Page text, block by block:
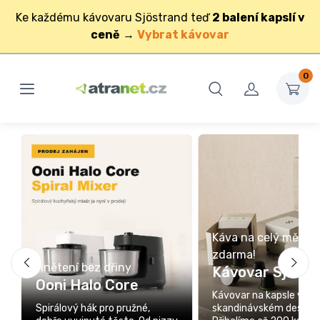
Ke každému kávovaru Sjöstrand teď 2 balení kapslí v
ceně → Vybrat kávovar
0
Hnětení bez dřiny
Ooni Halo Core
Spirálový hák pro pružné,
Káva na celý měsíc
zdarma!
Kávovar
Kávovar na kapsle ve
skandinávském